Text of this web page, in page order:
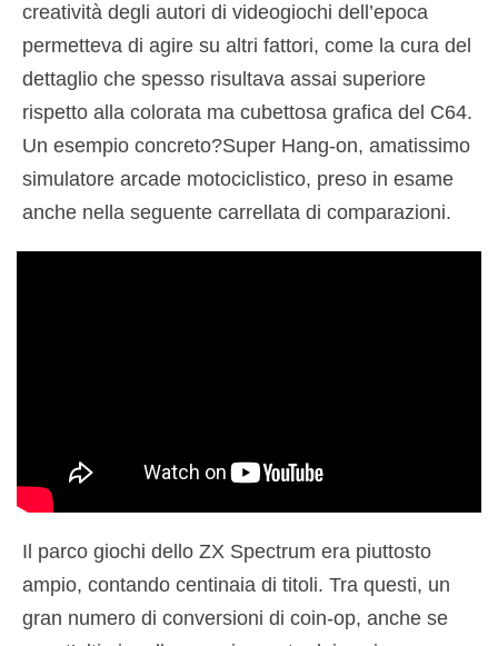
creatività degli autori di videogiochi dell’epoca
permetteva di agire su altri fattori, come la cura del
dettaglio che spesso risultava assai superiore
rispetto alla colorata ma cubettosa grafica del C64.
Un esempio concreto?Super Hang-on, amatissimo
simulatore arcade motociclistico, preso in esame
anche nella seguente carrellata di comparazioni.
Il parco giochi dello ZX Spectrum era piuttosto
ampio, contando centinaia di titoli. Tra questi, un
gran numero di conversioni di coin-op, anche se